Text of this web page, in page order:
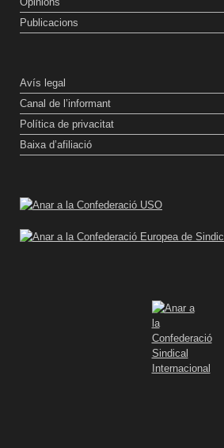
Publicacions
Avís legal
Canal de l’informant
Política de privacitat
Baixa d’afiliació